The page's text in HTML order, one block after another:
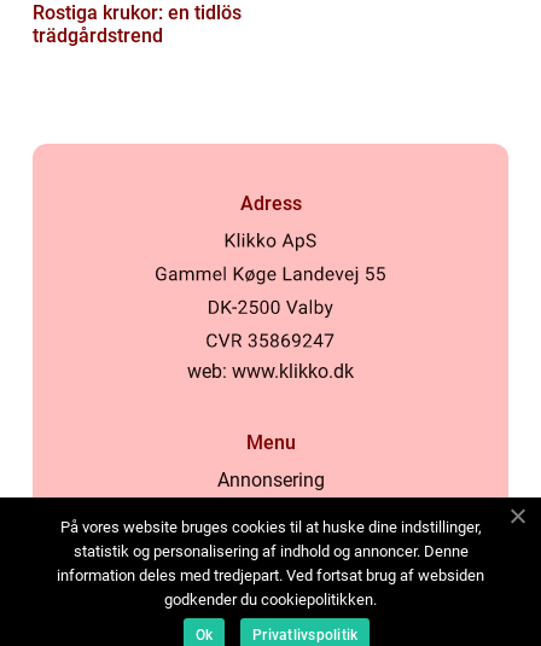
Rostiga krukor: en tidlös
trädgårdstrend
Adress
web: www.klikko.dk
Menu
Annonsering
Cookies
Kontakta oss
Sitemap
På vores website bruges cookies til at huske dine indstillinger,
statistik og personalisering af indhold og annoncer. Denne
information deles med tredjepart. Ved fortsat brug af websiden
godkender du cookiepolitikken.
Ok Privatlivspolitik